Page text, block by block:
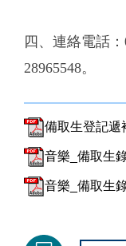
四、連絡電話
28965548。
備取生登記遞
音樂_備取生
音樂_備取生